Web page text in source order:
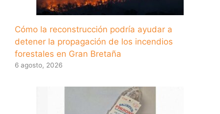
Cómo la reconstrucción podría ayudar a
detener la propagación de los incendios
forestales en Gran Bretaña
6 agosto, 2026